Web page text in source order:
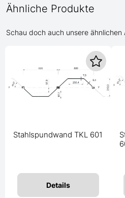
Ähnliche Produkte
Schau doch auch unsere ähnlichen
Stahlspundwand TKL 601
Details